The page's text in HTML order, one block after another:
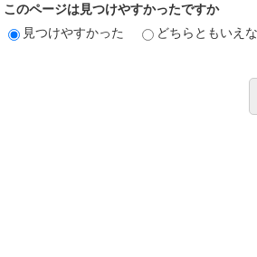
このページは見つけやすかったですか
見つけやすかった
どちらともいえ